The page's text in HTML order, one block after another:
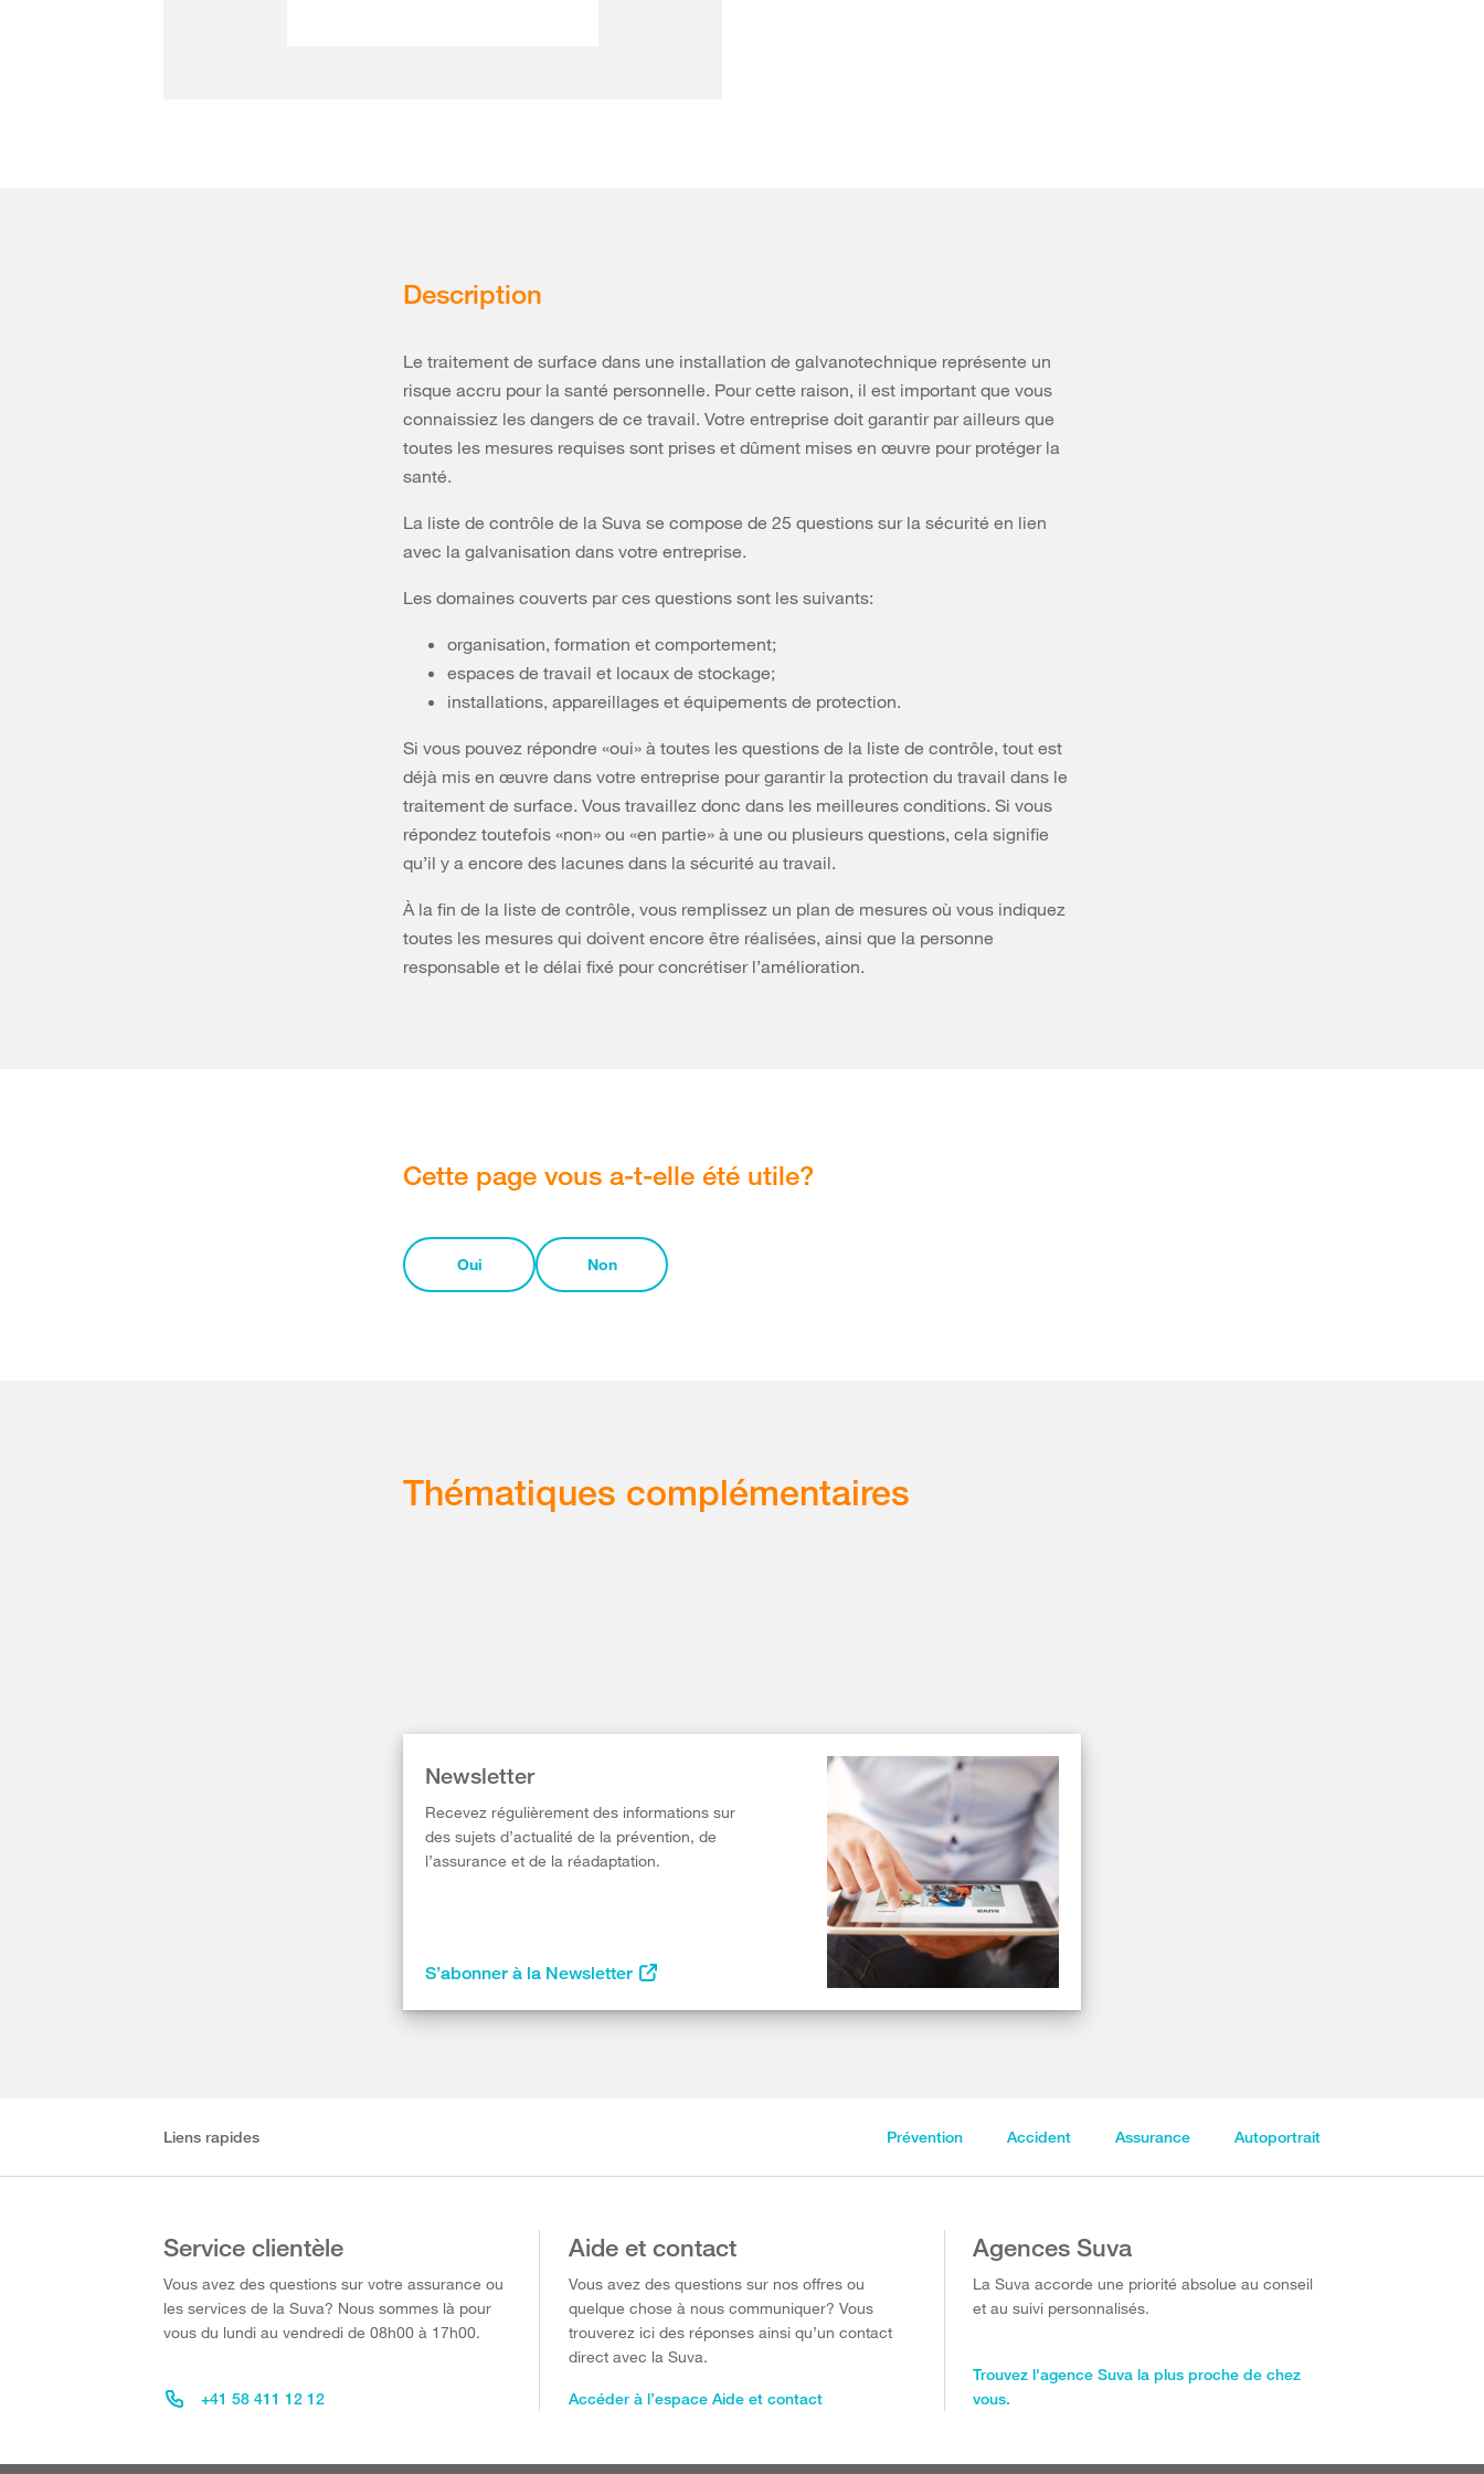
Description
Le traitement de surface dans une installation de galvanotechnique représente un
risque accru pour la santé personnelle. Pour cette raison, il est important que vous
connaissiez les dangers de ce travail. Votre entreprise doit garantir par ailleurs que
toutes les mesures requises sont prises et dûment mises en œuvre pour protéger la
santé.
La liste de contrôle de la Suva se compose de 25 questions sur la sécurité en lien
avec la galvanisation dans votre entreprise.
Les domaines couverts par ces questions sont les suivants:
organisation, formation et comportement;
espaces de travail et locaux de stockage;
installations, appareillages et équipements de protection.
Si vous pouvez répondre «oui» à toutes les questions de la liste de contrôle, tout est
déjà mis en œuvre dans votre entreprise pour garantir la protection du travail dans le
traitement de surface. Vous travaillez donc dans les meilleures conditions. Si vous
répondez toutefois «non» ou «en partie» à une ou plusieurs questions, cela signifie
qu’il y a encore des lacunes dans la sécurité au travail.
À la fin de la liste de contrôle, vous remplissez un plan de mesures où vous indiquez
toutes les mesures qui doivent encore être réalisées, ainsi que la personne
responsable et le délai fixé pour concrétiser l’amélioration.
Cette page vous a-t-elle été utile?
Oui Non
Thématiques complémentaires
Newsletter
Recevez régulièrement des informations sur
des sujets d’actualité de la prévention, de
l’assurance et de la réadaptation.
S’abonner à la Newsletter
Liens rapides Prévention Accident Assurance Autoportrait
Service clientèle
Vous avez des questions sur votre assurance ou
les services de la Suva? Nous sommes là pour
vous du lundi au vendredi de 08h00 à 17h00.
+41 58 411 12 12
Aide et contact
Vous avez des questions sur nos offres ou
quelque chose à nous communiquer? Vous
trouverez ici des réponses ainsi qu’un contact
direct avec la Suva.
Accéder à l’espace Aide et contact
Agences Suva
La Suva accorde une priorité absolue au conseil
et au suivi personnalisés.
Trouvez l'agence Suva la plus proche de chez
vous.